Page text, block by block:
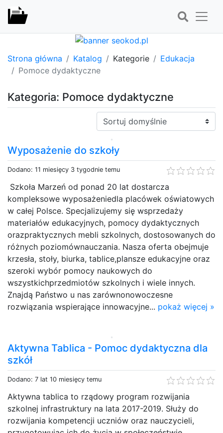
Strona główna Katalog Kategorie
Edukacja
Pomoce dydaktyczne
Kategoria: Pomoce dydaktyczne
Sortuj:
Wyposażenie do szkoły
Dodano: 11 miesięcy 3 tygodnie temu
Szkoła Marzeń od ponad 20 lat dostarcza
kompleksowe wyposażeniedla placówek oświatowych
w całej Polsce. Specjalizujemy się wsprzedaży
materiałów edukacyjnych, pomocy dydaktycznych
orazpraktycznych mebli szkolnych, dostosowanych do
różnych poziomównauczania. Nasza oferta obejmuje
krzesła, stoły, biurka, tablice,plansze edukacyjne oraz
szeroki wybór pomocy naukowych do
wszystkichprzedmiotów szkolnych i wiele innych.
Znajdą Państwo u nas zarównonowoczesne
rozwiązania wspierające innowacyjne... pokaż więcej »
Aktywna Tablica - Pomoc dydaktyczna dla
szkół
Dodano: 7 lat 10 miesięcy temu
Aktywna tablica to rządowy program rozwijania
szkolnej infrastruktury na lata 2017-2019. Służy do
rozwijania kompetencji uczniów oraz nauczycieli,